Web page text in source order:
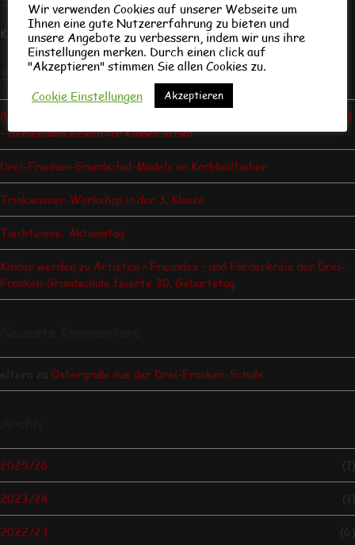
Keine Veranstaltung gefunden!
Schulleben
BallHelden-Aktionstag an der Drei-Franken-Grundschule Geiselwind
– Gemeinsam kicken für Kinder in Not
Drei-Franken-Grundschul-Mädels im Korbballfieber
Trinkwasser-Workshop in der 3. Klasse
Tischtennis- Aktionstag
Kinder werden zu Artisten – Freundes – und Förderkreis der Drei-
Franken-Grundschule feierte 30. Geburtstag
eltern zu Ostergrüße aus der Drei-Franken-Schule
2025/26 (1)
2023/24 (1)
2022/23 (6)
Wir verwenden Cookies auf unserer Webseite um
Ihnen eine gute Nutzererfahrung zu bieten und
unsere Angebote zu verbessern, indem wir uns ihre
Einstellungen merken. Durch einen click auf
"Akzeptieren" stimmen Sie allen Cookies zu.
Cookie Einstellungen
Akzeptieren